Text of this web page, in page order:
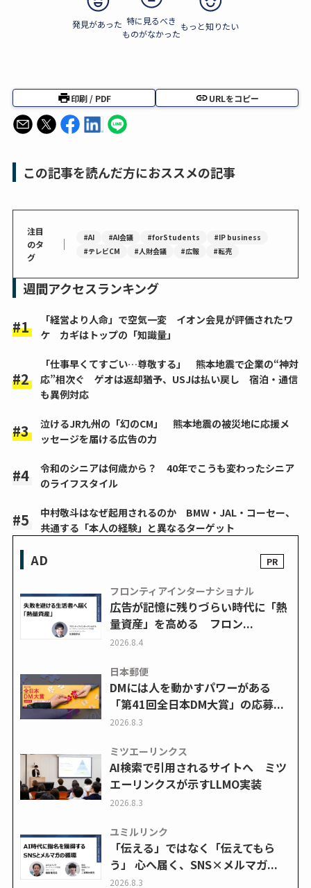
発見があった 特に見るべき
ものがなかった
もっと知りたい
印刷 / PDF URLをコピー
この記事を読んだ方におススメの記事
注目
のタ
グ
｜ #AI #AI会議 #forStudents
#IP business
#テレビCM
#人財会議 #広報 #転売
週間アクセスランキング
「経営より人命」で空気一変 イオン会見が評価されたワ
ケ カギはトップの「知識量」
「仕事早くてすごい…尊敬する」 熊本地震で企業の“神対
応”相次ぐ ゲオは返却猶予、USJは払い戻し 宿泊・通信
も異例対応
泣けるJR九州の「幻のCM」 熊本地震の被災地に応援メ
ッセージを届ける広告の力
令和のシニアは何歳から？ 40年でこうも変わったシニア
のライフスタイル
中村敬斗はなぜ起用されるのか BMW・JAL・コーセー、
共通する「本人の経験」と異なるターゲット
AD
フロンティアインターナショナル
広告が記憶に残りづらい時代に「熱
量資産」を高める フロン...
2026.8.4
日本郵便
DMには人を動かすパワーがある
「第41回全日本DM大賞」の応募...
2026.8.3
ミツエーリンクス
AI検索で引用されるサイトへ ミツ
エーリンクスが示すLLMO実装
2026.8.3
ユミルリンク
「伝える」ではなく「伝えてもら
う」 心へ届く、SNS×メルマガ...
2026.8.3